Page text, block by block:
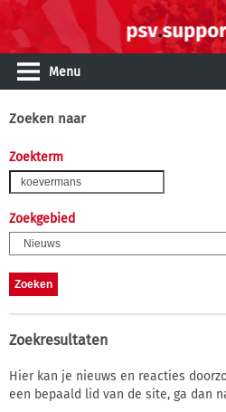
Menu
Zoeken naar
Zoekterm
Zoekgebied
Zoekresultaten
Hier kan je nieuws en reacties
een bepaald lid van de site, ga dan